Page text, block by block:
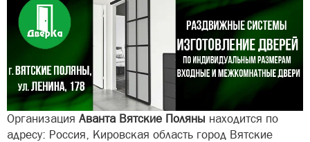
Организация Аванта Вятские Поляны находится по
адресу: Россия, Кировская область город Вятские